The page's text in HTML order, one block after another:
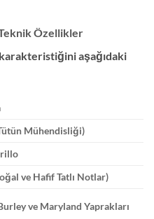
Özellikler
aşağıdaki
Mühendisliği)
ve Hafif Tatlı Notlar)
ve Maryland Yaprakları